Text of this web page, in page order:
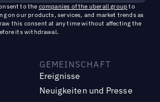
to the companies of the uberall groupto
on our products, services, and market trends as
this consent at any time without affecting the
its withdrawal.
GEMEINSCHAFT
Ereignisse
Neuigkeiten und Presse